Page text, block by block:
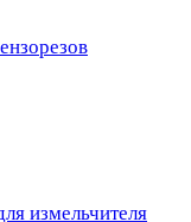
измельчителя